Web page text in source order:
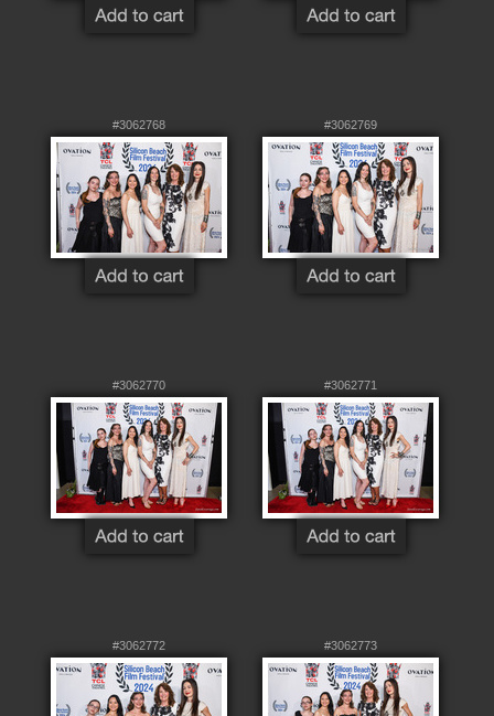
#3062768 #3062769
#3062770 #3062771
#3062772 #3062773